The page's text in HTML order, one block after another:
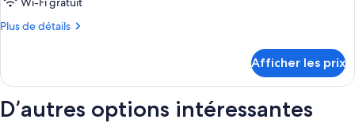
Floor)
type
Chambre
familiale,
Plusieurs
Plus de détails
Plus
Chambre
Plusieurs
Afficher les prix
D’autres options intéressantes